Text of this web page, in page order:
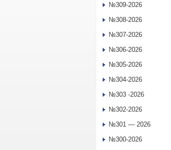
№309-2026
№308-2026
№307-2026
№306-2026
№305-2026
№304-2026
№303 -2026
№302-2026
№301 — 2026
№300-2026